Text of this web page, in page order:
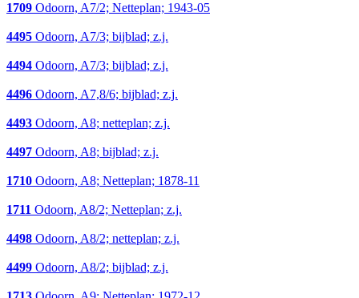
1709 Odoorn, A7/2; Netteplan; 1943-05
4495 Odoorn, A7/3; bijblad; z.j.
4494 Odoorn, A7/3; bijblad; z.j.
4496 Odoorn, A7,8/6; bijblad; z.j.
4493 Odoorn, A8; netteplan; z.j.
4497 Odoorn, A8; bijblad; z.j.
1710 Odoorn, A8; Netteplan; 1878-11
1711 Odoorn, A8/2; Netteplan; z.j.
4498 Odoorn, A8/2; netteplan; z.j.
4499 Odoorn, A8/2; bijblad; z.j.